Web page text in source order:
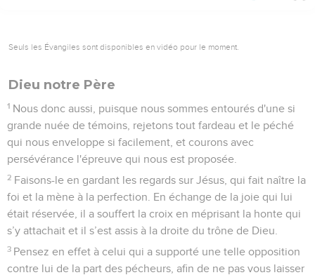
Seuls les Évangiles sont disponibles en vidéo pour le moment.
Dieu notre Père
1 Nous donc aussi, puisque nous sommes entourés d'une si
grande nuée de témoins, rejetons tout fardeau et le péché
qui nous enveloppe si facilement, et courons avec
persévérance l'épreuve qui nous est proposée.
2 Faisons-le en gardant les regards sur Jésus, qui fait naître la
foi et la mène à la perfection. En échange de la joie qui lui
était réservée, il a souffert la croix en méprisant la honte qui
s’y attachait et il s’est assis à la droite du trône de Dieu.
3 Pensez en effet à celui qui a supporté une telle opposition
contre lui de la part des pécheurs, afin de ne pas vous laisser